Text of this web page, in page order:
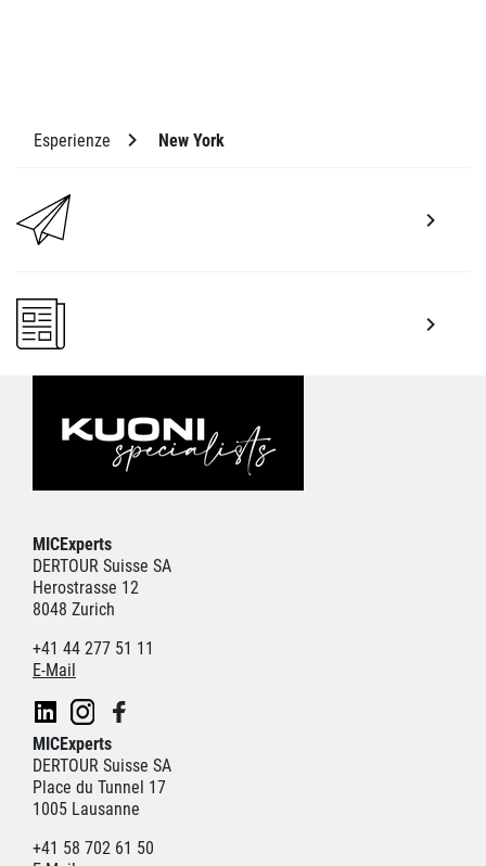
Esperienze New York
MICExperts
DERTOUR Suisse SA
Herostrasse 12
8048 Zurich
+41 44 277 51 11
E-Mail
MICExperts
DERTOUR Suisse SA
Place du Tunnel 17
1005 Lausanne
+41 58 702 61 50